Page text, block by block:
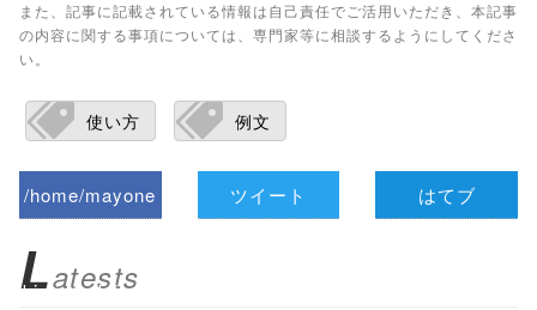
また、記事に記載されている情報は自己責任でご活用いただき、本記事
の内容に関する事項については、専門家等に相談するようにしてくださ
い。
使い方 例文
/home/mayone
biz.jp/public_ht
ツイート はてブ
Latests